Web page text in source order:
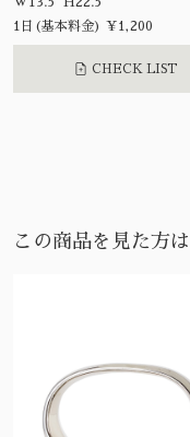
1日(基本料金) ¥1,200
CHECK LIST
この商品を見た方